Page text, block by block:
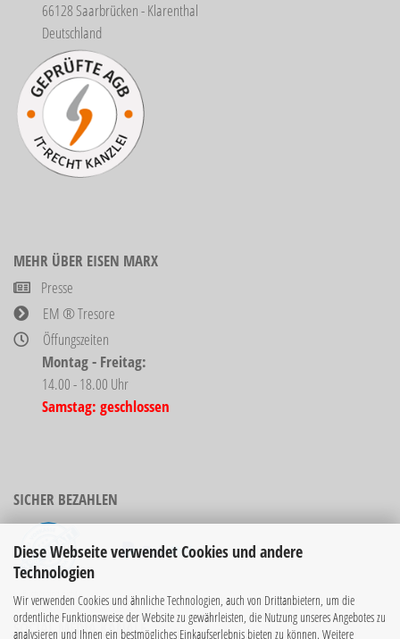
Diese Webseite verwendet Cookies und andere
Technologien
Wir verwenden Cookies und ähnliche Technologien, auch von Drittanbietern, um die
ordentliche Funktionsweise der Website zu gewährleisten, die Nutzung unseres Angebotes zu
analysieren und Ihnen ein bestmögliches Einkaufserlebnis bieten zu können. Weitere
66128 Saarbrücken - Klarenthal
Deutschland
MEHR ÜBER EISEN MARX
Presse
EM ® Tresore
Öffungszeiten
Montag - Freitag:
14.00 - 18.00 Uhr
Samstag: geschlossen
SICHER BEZAHLEN
Bücher sind nicht
rabattierbar!
SOCIAL MEDIA KANÄLE